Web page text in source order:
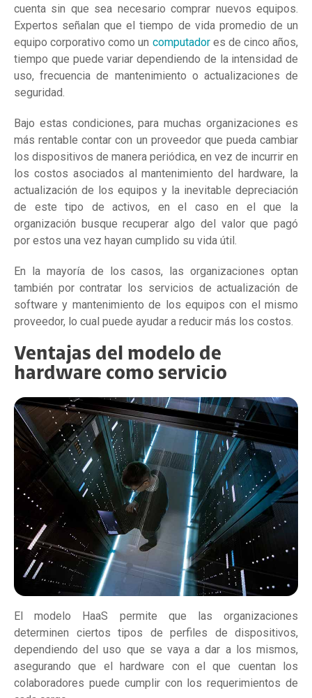
cuenta sin que sea necesario comprar nuevos equipos.
Expertos señalan que el tiempo de vida promedio de un
equipo corporativo como un computadores de cinco años,
tiempo que puede variar dependiendo de la intensidad de
uso, frecuencia de mantenimiento o actualizaciones de
seguridad.
Bajo estas condiciones, para muchas organizaciones es
más rentable contar con un proveedor que pueda cambiar
los dispositivos de manera periódica, en vez de incurrir en
los costos asociados al mantenimiento del hardware, la
actualización de los equipos y la inevitable depreciación
de este tipo de activos, en el caso en el que la
organización busque recuperar algo del valor que pagó
por estos una vez hayan cumplido su vida útil.
En la mayoría de los casos, las organizaciones optan
también por contratar los servicios de actualización de
software y mantenimiento de los equipos con el mismo
proveedor, lo cual puede ayudar a reducir más los costos.
Ventajas del modelo de
hardware como servicio
El modelo HaaS permite que las organizaciones
determinen ciertos tipos de perfiles de dispositivos,
dependiendo del uso que se vaya a dar a los mismos,
asegurando que el hardware con el que cuentan los
colaboradores puede cumplir con los requerimientos de